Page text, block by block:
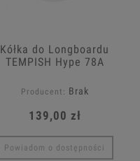
Kółka do Longboardu
TEMPISH Hype 78A
Producent: Brak
139,00 zł
Powiadom o dostępności